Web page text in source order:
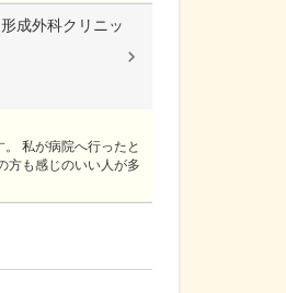
成外科クリニッ
私が病院へ行ったと
方も感じのいい人が多